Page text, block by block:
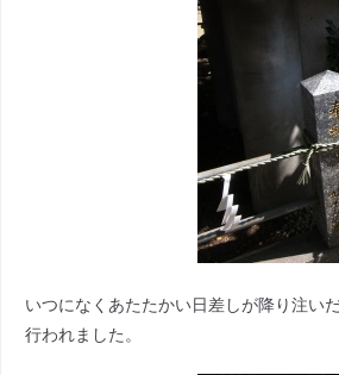
いつになくあたたかい日差しが降り注い
行われました。